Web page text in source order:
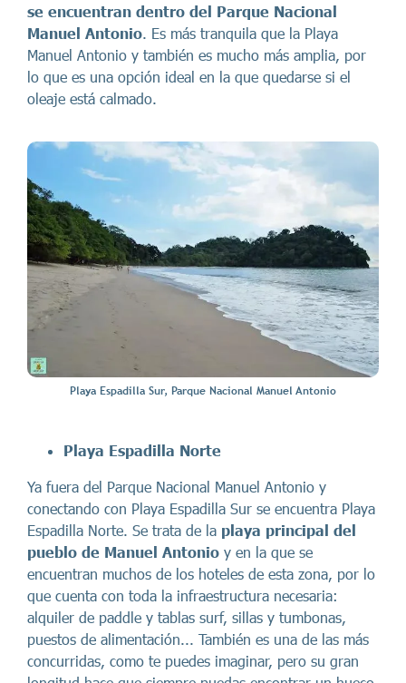
se encuentran dentro del Parque Nacional
Manuel Antonio. Es más tranquila que la Playa
Manuel Antonio y también es mucho más amplia, por
lo que es una opción ideal en la que quedarse si el
oleaje está calmado.
Playa Espadilla Sur, Parque Nacional Manuel Antonio
Playa Espadilla Norte
Ya fuera del Parque Nacional Manuel Antonio y
conectando con Playa Espadilla Sur se encuentra Playa
Espadilla Norte. Se trata de la playa principal del
pueblo de Manuel Antonio y en la que se
encuentran muchos de los hoteles de esta zona, por lo
que cuenta con toda la infraestructura necesaria:
alquiler de paddle y tablas surf, sillas y tumbonas,
puestos de alimentación... También es una de las más
concurridas, como te puedes imaginar, pero su gran